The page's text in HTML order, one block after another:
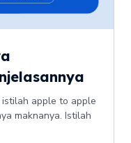
apple to apple
maknanya. Istilah